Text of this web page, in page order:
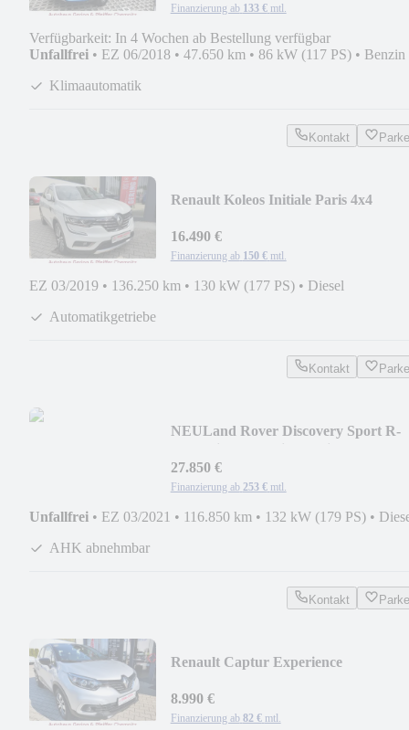
Finanzierung ab 133 € mtl.
Verfügbarkeit: In 4 Wochen ab Bestellung verfügbar
Unfallfrei • EZ 06/2018 • 47.650 km • 86 kW (117 PS) • Benzin
Klimaautomatik
Kontakt
Renault Koleos Initiale Paris 4x4
16.490 €
Finanzierung ab 150 € mtl.
EZ 03/2019 • 136.250 km • 130 kW (177 PS) • Diesel
Automatikgetriebe
Kontakt
NEULand Rover Discovery Sport R-
27.850 €
Finanzierung ab 253 € mtl.
Unfallfrei • EZ 03/2021 • 116.850 km • 132 kW (179 PS) •
AHK abnehmbar
Kontakt
Renault Captur Experience
8.990 €
Finanzierung ab 82 € mtl.